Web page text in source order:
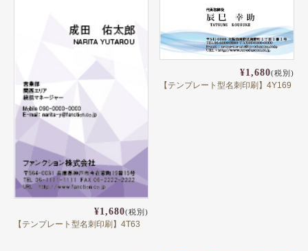
¥1,680(税別)
【テンプレート型名刺印刷】4T63
¥1,680(税別)
【テンプレート型名刺印刷】4Y169